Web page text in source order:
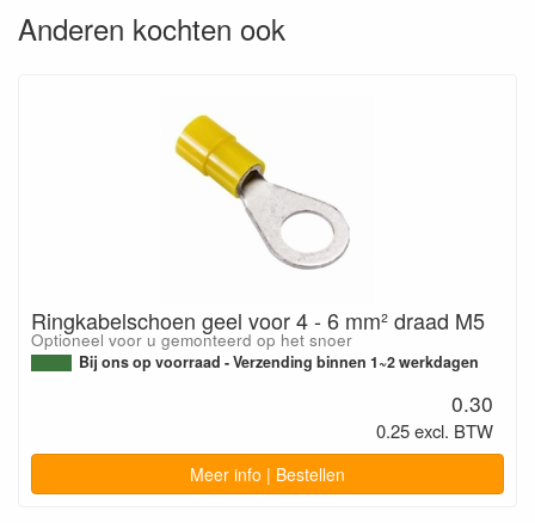
Anderen kochten ook
Ringkabelschoen geel voor 4 - 6 mm² draad M5
Optioneel voor u gemonteerd op het snoer
Bij ons op voorraad - Verzending binnen 1~2 werkdagen
0.30
0.25 excl. BTW
Meer info | Bestellen